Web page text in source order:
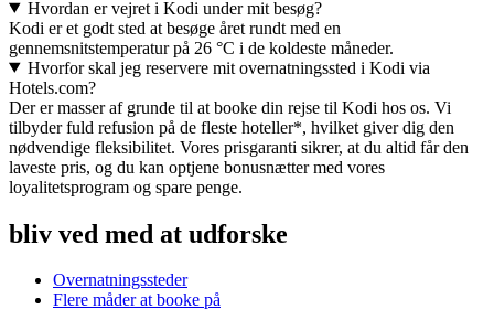
Hvordan er vejret i Kodi under mit besøg?
Kodi er et godt sted at besøge året rundt med en
gennemsnitstemperatur på 26 °C i de koldeste måneder.
Hvorfor skal jeg reservere mit overnatningssted i Kodi via
Hotels.com?
Der er masser af grunde til at booke din rejse til Kodi hos os. Vi
tilbyder fuld refusion på de fleste hoteller*, hvilket giver dig den
nødvendige fleksibilitet. Vores prisgaranti sikrer, at du altid får den
laveste pris, og du kan optjene bonusnætter med vores
loyalitetsprogram og spare penge.
bliv ved med at udforske
Overnatningssteder
Flere måder at booke på